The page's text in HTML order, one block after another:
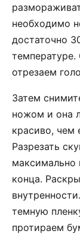
необходимо
достаточно
отрезаем
Затем
ножом и она
красиво, чем
Разрезать
максимально
конца.
темную
протираем